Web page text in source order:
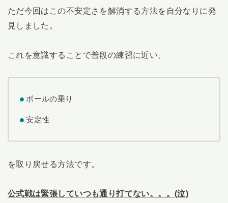
ただ今回はこの不安定さを解消する方法を自分なりに発
見しました。
これを意識することで普段の練習に近い、
ボールの乗り
安定性
を取り戻せる方法です。
公式戦は緊張していつも通り打てない。。。(泣)